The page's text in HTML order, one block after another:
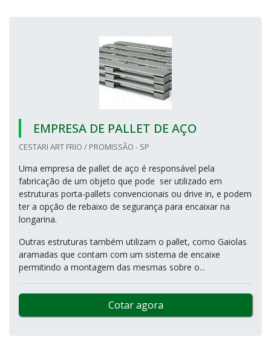
EMPRESA DE PALLET DE AÇO
CESTARI ART FRIO / PROMISSÃO - SP
Uma empresa de pallet de aço é responsável pela
fabricação de um objeto que pode ser utilizado em
estruturas porta-pallets convencionais ou drive in, e podem
ter a opção de rebaixo de segurança para encaixar na
longarina.
Outras estruturas também utilizam o pallet, como Gaiolas
aramadas que contam com um sistema de encaixe
permitindo a montagem das mesmas sobre o...
Cotar agora